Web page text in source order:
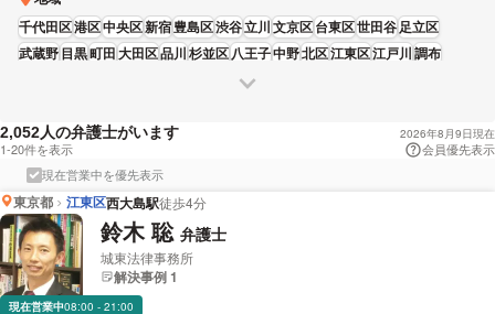
したけれど、東京周辺の弁護士または法律事務所を料金で比較したい」などの希望にも応じること
ができます。弁護士の中には「当事務所は、レスポンスの速さを心がけます。」とおっしゃる方も
います。慰謝料のトラブルに巻き込まれている方は本サイトに登録している弁護士から、営業時間
や報酬基準などの条件を踏まえて、条件に沿う弁護士に電話またはメールをしてみることをおすす
千代田区港区中央区新宿豊島区渋谷立川文京区台東区世田谷足立区
武蔵野目黒町田大田区品川杉並区八王子中野北区江東区江戸川調布
多摩
2,052人の弁護士がいます 2026年8月9日現在
1-20件を表示
会員優先表示
現在営業中を優先表示
東京都 江東区西大島駅徒歩4分
鈴木 聡 弁護士
城東法律事務所
解決事例 1
現在営業中08:00 - 21:00